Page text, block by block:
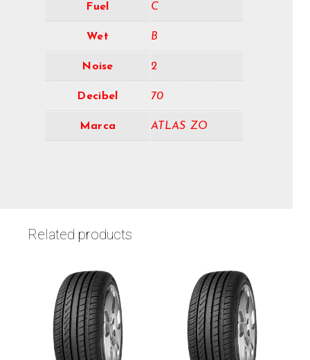
Fuel C
Wet B
Noise 2
Decibel 70
Marca ATLAS ZO
Related products